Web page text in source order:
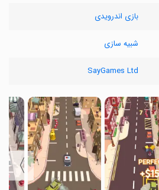
بازی اندرویدی
شبیه سازی
SayGames Ltd
〉